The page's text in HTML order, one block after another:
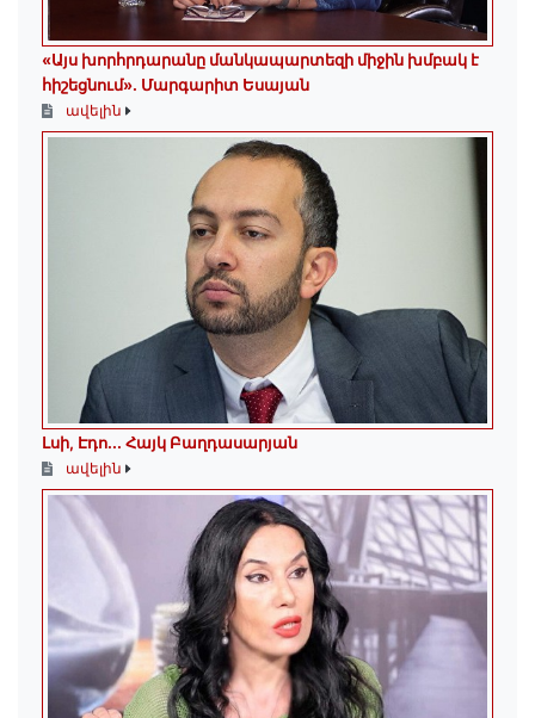
«Այս խորհրդարանը մանկապարտեզի միջին խմբակ է
հիշեցնում»․ Մարգարիտ Եսայան
ավելին
Լսի, Էդո․․․ Հայկ Բաղդասարյան
ավելին